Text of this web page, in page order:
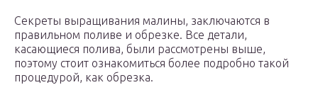
Секреты выращивания малины, заключаются в
правильном поливе и обрезке. Все детали,
касающиеся полива, были рассмотрены выше,
поэтому стоит ознакомиться более подробно такой
процедурой, как обрезка.